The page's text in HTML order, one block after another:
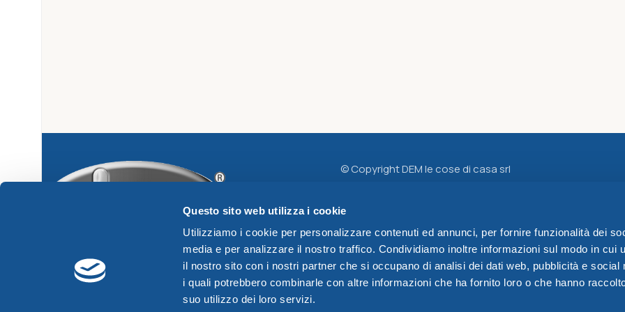
Questo sito web utilizza i cookie
Utilizziamo i cookie per personalizzare contenuti ed annunci, per fornire funzionalità dei
media e per analizzare il nostro traffico. Condividiamo inoltre informazioni sul modo in cui
il nostro sito con i nostri partner che si occupano di analisi dei dati web, pubblicità e social
i quali potrebbero combinarle con altre informazioni che ha fornito loro o che hanno
suo utilizzo dei loro servizi.
© Copyright DEM le cose di casa srl
24122 BERGAMO
Sede Operativa e Magazzino
Via San Rocco, 8/A
24060 TELGATE (BG)
cap. soc. 2500€ i.v. - reg. imprese di bg / c.f. - p. iva